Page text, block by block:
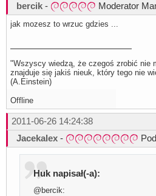
bercik - Moderator
jak mozesz to wrzuc gdzies ...
"Wszyscy wiedzą, że czegoś zrobić nie
znajduje się jakiś nieuk, który tego nie
(A.Einstein)
Offline
2011-06-26 14:24:38
Jacekalex -
Huk napisał(-a):
@bercik: